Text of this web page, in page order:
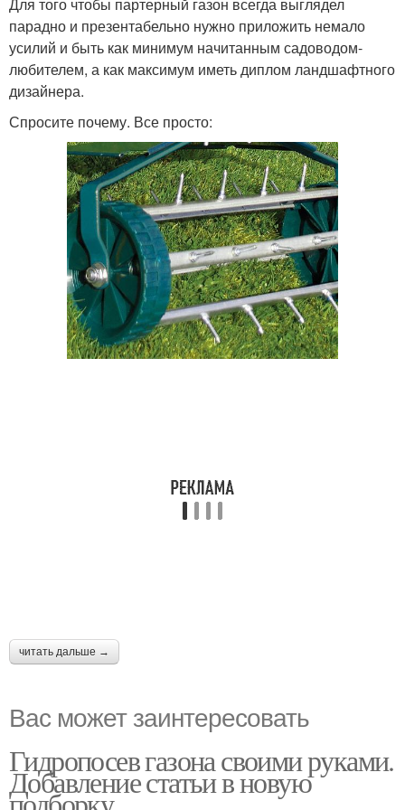
парадно и презентабельно нужно приложить немало
усилий и быть как минимум начитанным садоводом-
любителем, а как максимум иметь диплом ландшафтного
дизайнера.
Спросите почему. Все просто:
читать дальше →
Вас может заинтересовать
Гидропосев газона своими руками.
Добавление статьи в новую